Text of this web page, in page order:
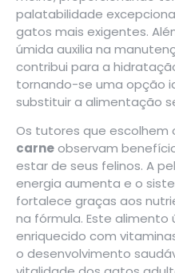
palatabilidade
gatos mais exigentes.
úmida auxilia na
contribui para a
tornando-se uma opção
substituir a alimentação
Os tutores que escolhem
carneobservam
estar de seus felinos. A
energia aumenta e o
fortalece graças aos
na fórmula. Este
enriquecido com
o desenvolvimento